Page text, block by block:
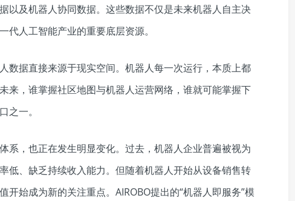
以及机器人协同数据。这些数据不仅是未来机器人自主决
代人工智能产业的重要底层资源。
数据直接来源于现实空间。机器人每一次运行，本质上都
来，谁掌握社区地图与机器人运营网络，谁就可能掌握下
之一。
系，也正在发生明显变化。过去，机器人企业普遍被视为
低、缺乏持续收入能力。但随着机器人开始从设备销售转
开始成为新的关注重点。AIROBO提出的“机器人即服务”模